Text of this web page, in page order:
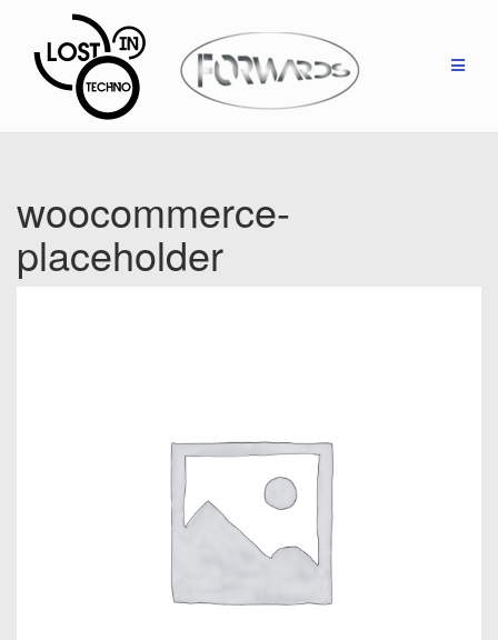
springen
woocommerce-
placeholder